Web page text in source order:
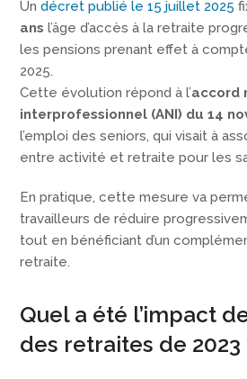
Undécret publié le 15 juillet 2025
ans l’âge d’accès à la retraite
les pensions prenant effet à
2025.
Cette évolution répond à l’accord
interprofessionnel (ANI) du 14
l’emploi des seniors, qui visait à
entre activité et retraite pour les
En pratique, cette mesure va
travailleurs de réduire
tout en bénéficiant d’un
retraite.
Quel a été l’impact
des retraites de 2023